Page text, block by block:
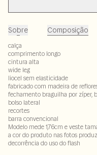
Sobre Composição
calça
comprimento longo
cintura alta
wide leg
liocel sem elasticidade
fabricado com madeira de
fechamento braguilha por zíper,
bolso lateral
recortes
barra convencional
Modelo mede 1,76cm e veste
a cor do produto nas fotos
decorrência do uso do flash